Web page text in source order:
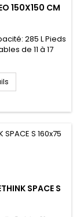
150X150 CM
285 L Pieds
de 11 à 17
appui-tête,
(noir ou
cm Merci de
SPACE S